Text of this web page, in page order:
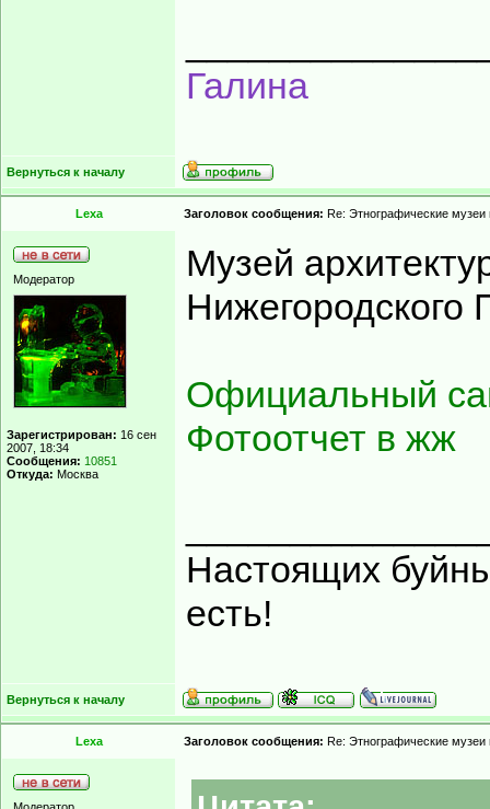
Галина
Вернуться к началу
Lexa Заголовок сообщения: Re: Этнографические
Модератор
Зарегистрирован: 16 сен
2007, 18:34
Сообщения: 10851
Откуда: Москва
Музей
Нижегородского
Официальный
Фотоотчет в жж
Настоящих
есть!
Вернуться к началу
Lexa Заголовок сообщения: Re: Этнографические